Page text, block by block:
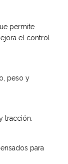
permite
el control
peso y
tracción.
para